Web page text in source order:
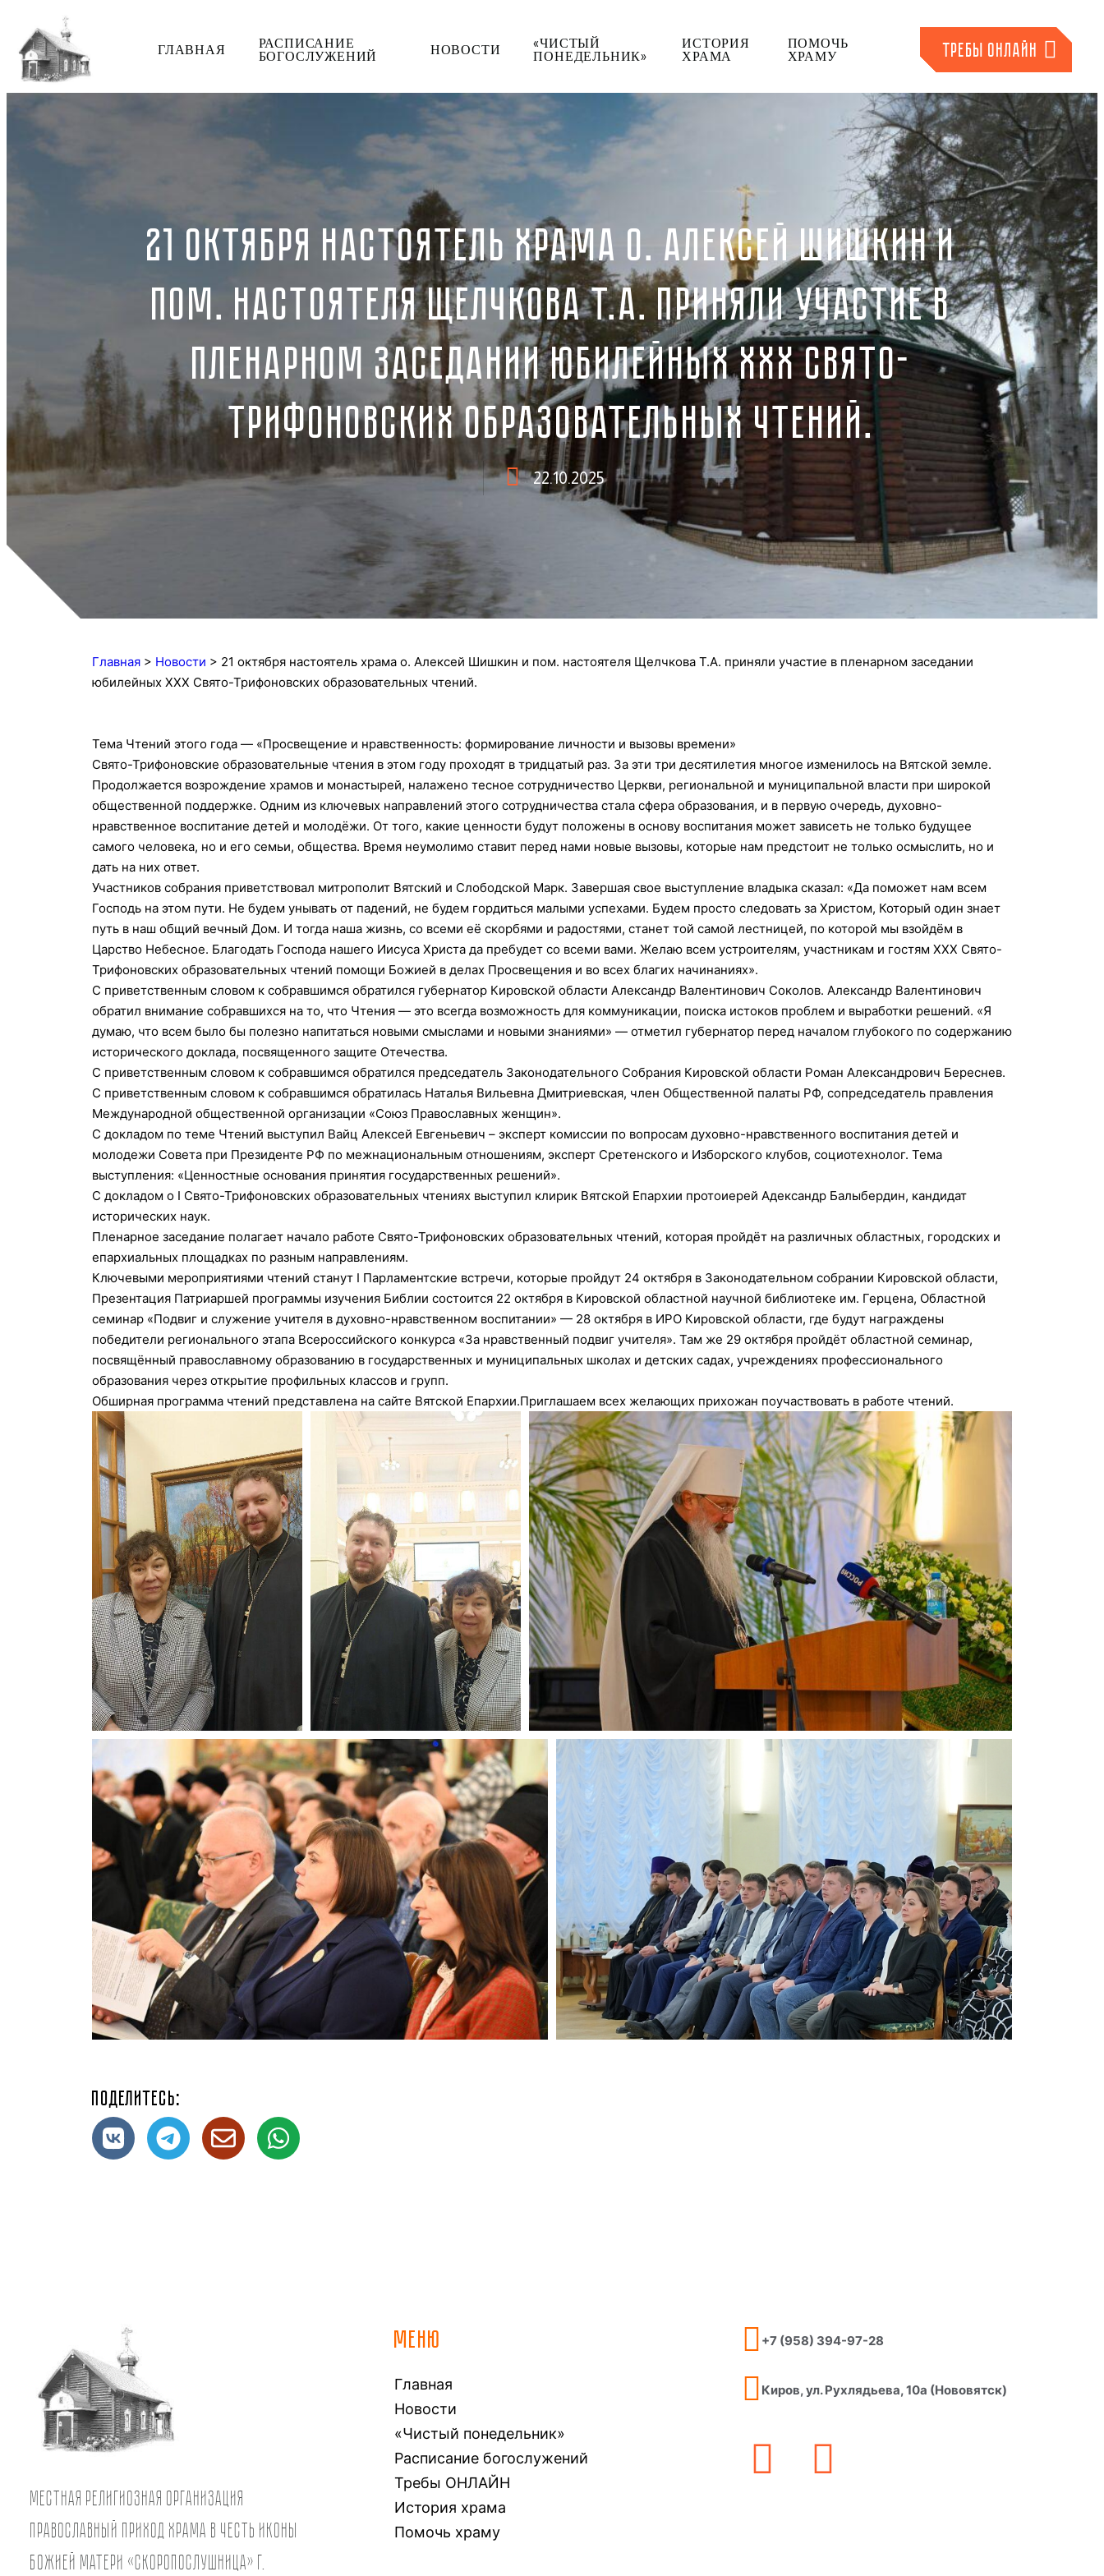
ГЛАВНАЯ
РАСПИСАНИЕ
БОГОСЛУЖЕНИЙ
НОВОСТИ
«ЧИСТЫЙ
ПОНЕДЕЛЬНИК»
ИСТОРИЯ
ХРАМА
ПОМОЧЬ
ХРАМУ
ТРЕБЫ ОНЛАЙН
21 ОКТЯБРЯ НАСТОЯТЕЛЬ ХРАМА О. АЛЕКСЕЙ ШИШКИН И
ПОМ. НАСТОЯТЕЛЯ ЩЕЛЧКОВА Т.А. ПРИНЯЛИ УЧАСТИЕ В
ПЛЕНАРНОМ ЗАСЕДАНИИ ЮБИЛЕЙНЫХ XXX СВЯТО-
ТРИФОНОВСКИХ ОБРАЗОВАТЕЛЬНЫХ ЧТЕНИЙ.
22.10.2025
Главная > Новости > 21 октября настоятель храма о. Алексей Шишкин и пом. настоятеля Щелчкова Т.А. приняли участие в пленарном заседании
юбилейных XXX Свято-Трифоновских образовательных чтений.
Тема Чтений этого года — «Просвещение и нравственность: формирование личности и вызовы времени»
Свято-Трифоновские образовательные чтения в этом году проходят в тридцатый раз. За эти три десятилетия многое изменилось на Вятской земле.
Продолжается возрождение храмов и монастырей, налажено тесное сотрудничество Церкви, региональной и муниципальной власти при широкой
общественной поддержке. Одним из ключевых направлений этого сотрудничества стала сфера образования, и в первую очередь, духовно-
нравственное воспитание детей и молодёжи. От того, какие ценности будут положены в основу воспитания может зависеть не только будущее
самого человека, но и его семьи, общества. Время неумолимо ставит перед нами новые вызовы, которые нам предстоит не только осмыслить, но и
дать на них ответ.
Участников собрания приветствовал митрополит Вятский и Слободской Марк. Завершая свое выступление владыка сказал: «Да поможет нам всем
Господь на этом пути. Не будем унывать от падений, не будем гордиться малыми успехами. Будем просто следовать за Христом, Который один знает
путь в наш общий вечный Дом. И тогда наша жизнь, со всеми её скорбями и радостями, станет той самой лестницей, по которой мы взойдём в
Царство Небесное. Благодать Господа нашего Иисуса Христа да пребудет со всеми вами. Желаю всем устроителям, участникам и гостям XXX Свято-
Трифоновских образовательных чтений помощи Божией в делах Просвещения и во всех благих начинаниях».
С приветственным словом к собравшимся обратился губернатор Кировской области Александр Валентинович Соколов. Александр Валентинович
обратил внимание собравшихся на то, что Чтения — это всегда возможность для коммуникации, поиска истоков проблем и выработки решений. «Я
думаю, что всем было бы полезно напитаться новыми смыслами и новыми знаниями» — отметил губернатор перед началом глубокого по содержанию
исторического доклада, посвященного защите Отечества.
С приветственным словом к собравшимся обратился председатель Законодательного Собрания Кировской области Роман Александрович Береснев.
С приветственным словом к собравшимся обратилась Наталья Вильевна Дмитриевская, член Общественной палаты РФ, сопредседатель правления
Международной общественной организации «Союз Православных женщин».
С докладом по теме Чтений выступил Вайц Алексей Евгеньевич – эксперт комиссии по вопросам духовно-нравственного воспитания детей и
молодежи Совета при Президенте РФ по межнациональным отношениям, эксперт Сретенского и Изборского клубов, социотехнолог. Тема
выступления: «Ценностные основания принятия государственных решений».
С докладом о I Свято-Трифоновских образовательных чтениях выступил клирик Вятской Епархии протоиерей Адександр Балыбердин, кандидат
исторических наук.
Пленарное заседание полагает начало работе Свято-Трифоновских образовательных чтений, которая пройдёт на различных областных, городских и
епархиальных площадках по разным направлениям.
Ключевыми мероприятиями чтений станут I Парламентские встречи, которые пройдут 24 октября в Законодательном собрании Кировской области,
Презентация Патриаршей программы изучения Библии состоится 22 октября в Кировской областной научной библиотеке им. Герцена, Областной
семинар «Подвиг и служение учителя в духовно-нравственном воспитании» — 28 октября в ИРО Кировской области, где будут награждены
победители регионального этапа Всероссийского конкурса «За нравственный подвиг учителя». Там же 29 октября пройдёт областной семинар,
посвящённый православному образованию в государственных и муниципальных школах и детских садах, учреждениях профессионального
образования через открытие профильных классов и групп.
Обширная программа чтений представлена на сайте Вятской Епархии.Приглашаем всех желающих прихожан поучаствовать в работе чтений.
Поделитесь:
Местная религиозная организация
православный Приход храма в честь иконы
Божией Матери «Скоропослушница» г.
МЕНЮ
Главная
Новости
«Чистый понедельник»
Расписание богослужений
Требы ОНЛАЙН
История храма
Помочь храму
+7 (958) 394-97-28
Киров, ул. Рухлядьева, 10а (Нововятск)